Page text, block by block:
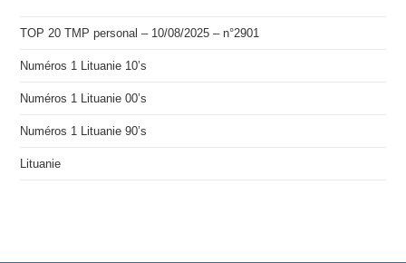
TOP 20 TMP personal – 10/08/2025 – n°2901
Numéros 1 Lituanie 10’s
Numéros 1 Lituanie 00’s
Numéros 1 Lituanie 90’s
Lituanie